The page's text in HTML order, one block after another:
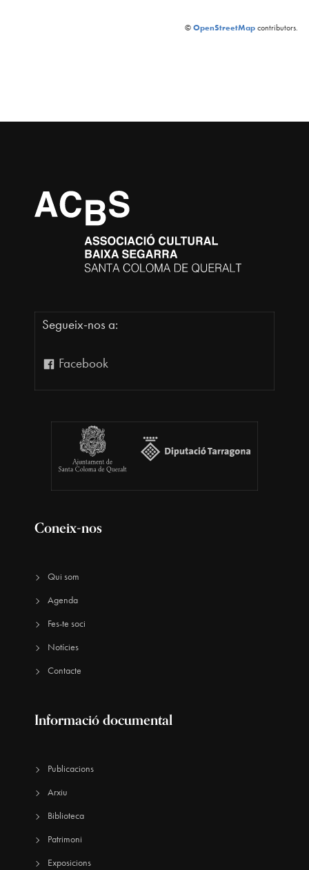
© OpenStreetMap contributors.
Segueix-nos a:
Facebook
Coneix-nos
Qui som
Agenda
Fes-te soci
Notícies
Contacte
Informació documental
Publicacions
Arxiu
Biblioteca
Patrimoni
Exposicions